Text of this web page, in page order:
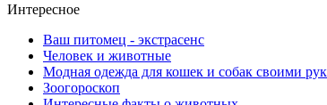
Интересное
Ваш питомец - экстрасенс
Человек и животные
Модная одежда для кошек и собак своими
Зоогороскоп